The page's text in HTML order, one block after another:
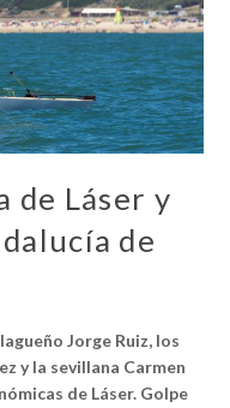
de Láser y
de
Jorge Ruiz, los
y la sevillana Carmen
de Láser. Golpe